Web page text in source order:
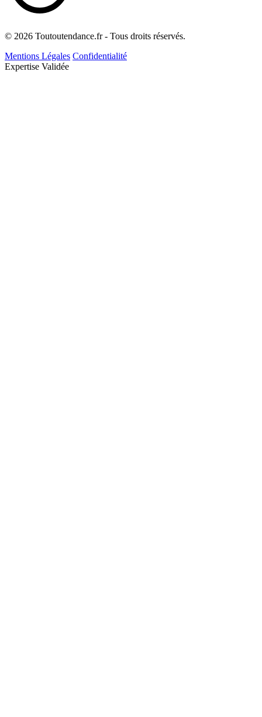
© 2026 Toutoutendance.fr - Tous droits réservés.
Mentions Légales Confidentialité
Expertise Validée